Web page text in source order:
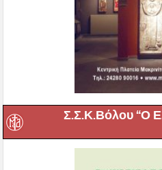
Σ.Σ.Κ.Βόλου “Ο